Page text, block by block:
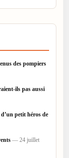
des pompiers
ils pas aussi
petit héros de
— 24 juillet